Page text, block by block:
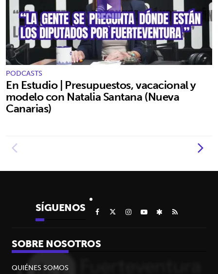
play_arrow
PODCASTS
En Estudio | Presupuestos, vacacional y
modelo con Natalia Santana (Nueva
Canarias)
SÍGUENOS
SOBRE NOSOTROS
QUIÉNES SOMOS